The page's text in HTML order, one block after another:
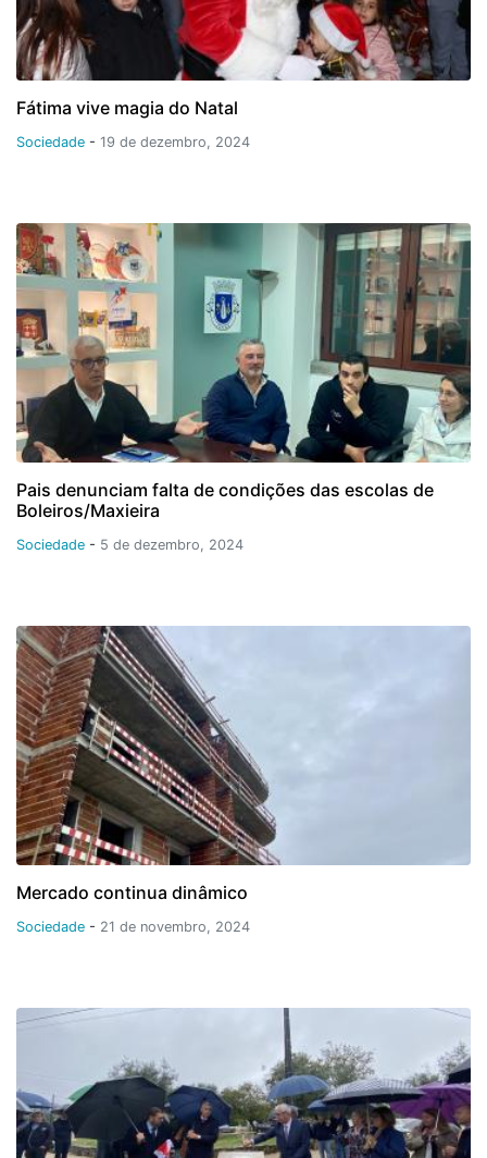
Fátima vive magia do Natal
Sociedade - 19 de dezembro, 2024
Pais denunciam falta de condições das escolas de
Boleiros/Maxieira
Sociedade - 5 de dezembro, 2024
Mercado continua dinâmico
Sociedade - 21 de novembro, 2024